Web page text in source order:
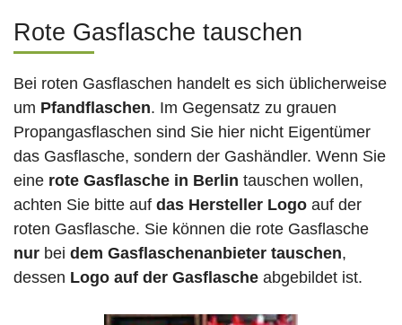
Rote Gasflasche tauschen
Bei roten Gasflaschen handelt es sich üblicherweise
um Pfandflaschen. Im Gegensatz zu grauen
Propangasflaschen sind Sie hier nicht Eigentümer
das Gasflasche, sondern der Gashändler. Wenn Sie
eine rote Gasflasche in Berlin tauschen wollen,
achten Sie bitte auf das Hersteller Logo auf der
roten Gasflasche. Sie können die rote Gasflasche
nur bei dem Gasflaschenanbieter tauschen,
dessen Logo auf der Gasflasche abgebildet ist.